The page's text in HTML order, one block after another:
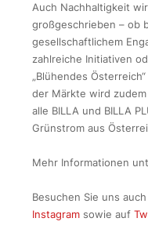
Auch Nachhaltigkeit
großgeschrieben – ob
gesellschaftlichem
zahlreiche Initiativen
„Blühendes
der Märkte wird
alle BILLA und BILLA
Grünstrom aus
Mehr Informationen
Besuchen Sie uns
Instagram sowie auf